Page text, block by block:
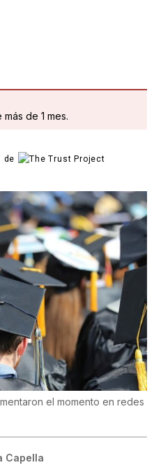
de 1 mes.
de
el momento en redes
Capella